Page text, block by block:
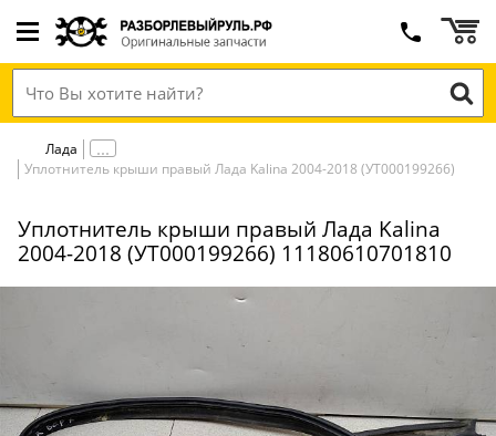
Лада
Уплотнитель крыши правый Лада Kalina 2004-2018 (УТ000199266)
Уплотнитель крыши правый Лада Kalina
2004-2018 (УТ000199266) 11180610701810